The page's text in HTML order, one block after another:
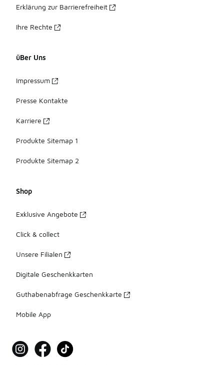
Erklärung zur Barrierefreiheit
Ihre Rechte
üBer Uns
Impressum
Presse Kontakte
Karriere
Produkte Sitemap 1
Produkte Sitemap 2
Shop
Exklusive Angebote
Click & collect
Unsere Filialen
Digitale Geschenkkarten
Guthabenabfrage Geschenkkarte
Mobile App